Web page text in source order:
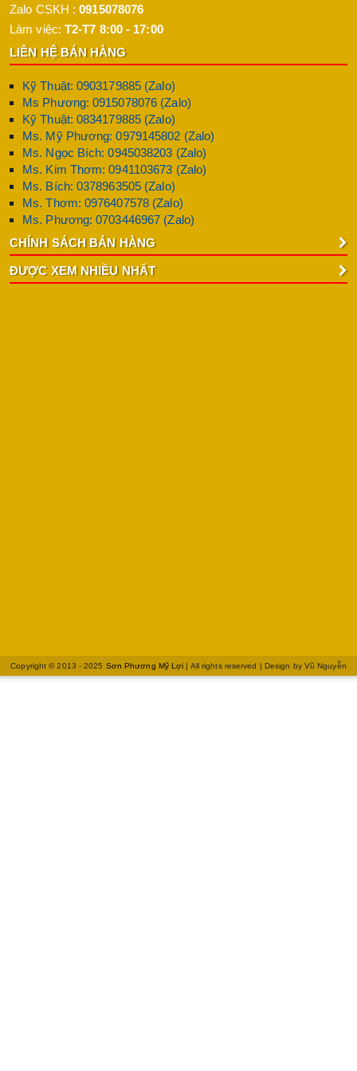
Zalo CSKH :0915078076
Làm việc: T2-T7 8:00 - 17:00
LIÊN HỆ BÁN HÀNG
Kỹ Thuật: 0903179885 (Zalo)
Ms Phương: 0915078076 (Zalo)
Kỹ Thuật: 0834179885 (Zalo)
Ms. Mỹ Phương: 0979145802 (Zalo)
Ms. Ngọc Bích: 0945038203 (Zalo)
Ms. Kim Thơm: 0941103673 (Zalo)
Ms. Bích: 0378963505 (Zalo)
Ms. Thơm: 0976407578 (Zalo)
Ms. Phương: 0703446967 (Zalo)
CHÍNH SÁCH BÁN HÀNG
ĐƯỢC XEM NHIỀU NHẤT
Copyright © 2013 - 2025 Sơn Phương Mỹ Lợi | All rights reserved | Design by Vũ Nguyễn